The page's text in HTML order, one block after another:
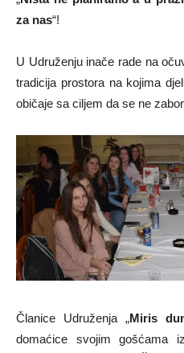
za nas“!
U Udruženju inače rade na
tradicija prostora na kojima
običaje sa ciljem da se ne
Članice Udruženja „Miris
domaćice svojim gošćama